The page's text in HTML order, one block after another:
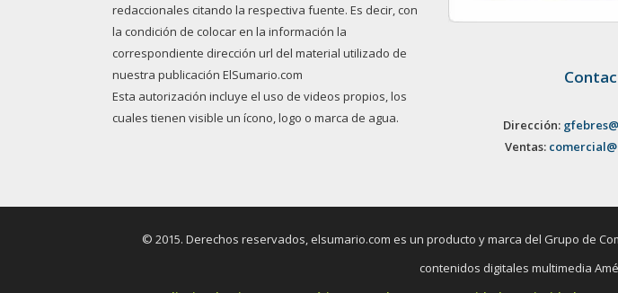
redaccionales citando la respectiva fuente. Es decir, con
la condición de colocar en la información la
correspondiente dirección url del material utilizado de
nuestra publicación ElSumario.com
Esta autorización incluye el uso de videos propios, los
cuales tienen visible un ícono, logo o marca de agua.
Dirección:
Ventas:
© 2015. Derechos reservados, elsumario.com es un producto y marca del Grupo de
contenidos digitales multimedia